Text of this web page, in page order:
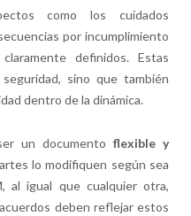
como los cuidados
por incumplimiento
definidos. Estas
sino que también
dentro de la dinámica.
un documento flexible y
lo modifiquen según sea
al igual que cualquier otra,
deben reflejar estos